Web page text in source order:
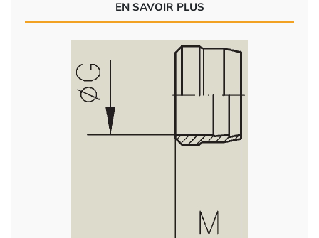
EN SAVOIR PLUS